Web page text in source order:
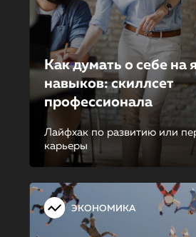
Как думать о себе на
навыков: скиллсет
профессионала
Лайфхак по развитию или
карьеры
ЭКОНОМИКА